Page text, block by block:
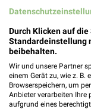
Durch Klicken auf
Standardeinstellung
beibehalten.
Wir und unsere Partner
einem Gerät zu, wie z. B.
Browserspeichern, um
Anbieter verarbeiten Ihre
aufgrund eines